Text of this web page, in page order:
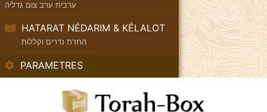
ערבית ערב צום גדליה
HATARAT NÉDARIM & KÉLALOT
התרת נדרים וקללות
PARAMETRES